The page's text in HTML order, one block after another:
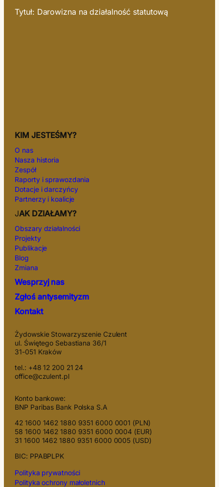
Tytuł: Darowizna na działalność statutową
KIM JESTEŚMY?
O nas
Nasza historia
Zespół
Raporty i sprawozdania
Dotacje i darczyńcy
Partnerzy i koalicje
JAK DZIAŁAMY?
Obszary działalności
Projekty
Publikacje
Blog
Zmiana
Wesprzyj nas
Zgłoś antysemityzm
Kontakt
Żydowskie Stowarzyszenie Czulent
ul. Świętego Sebastiana 36/1
31-051 Kraków
tel.: +48 12 200 21 24
office@czulent.pl
Konto bankowe:
BNP Paribas Bank Polska S.A
42 1600 1462 1880 9351 6000 0001 (PLN)
58 1600 1462 1880 9351 6000 0004 (EUR)
31 1600 1462 1880 9351 6000 0005 (USD)
BIC: PPABPLPK
Polityka prywatności
Polityka ochrony małoletnich